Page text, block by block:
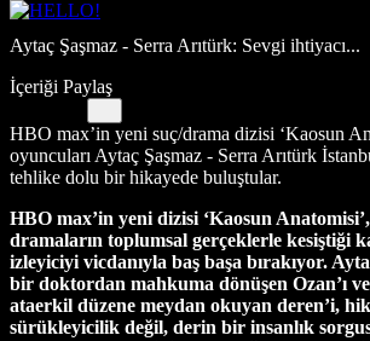
Aytaç Şaşmaz - Serra Arıtürk: Sevgi ihtiyacı...
İçeriği Paylaş
HBO max’in yeni suç/drama dizisi ‘Kaosun
oyuncuları Aytaç Şaşmaz - Serra Arıtürk
tehlike dolu bir hikayede buluştular.
HBO max’in yeni dizisi ‘Kaosun
dramaların toplumsal gerçeklerle kesiştiği
izleyiciyi vicdanıyla baş başa bırakıyor.
bir doktordan mahkuma dönüşen Ozan’ı
ataerkil düzene meydan okuyan deren’i,
sürükleyicilik değil, derin bir insanlık